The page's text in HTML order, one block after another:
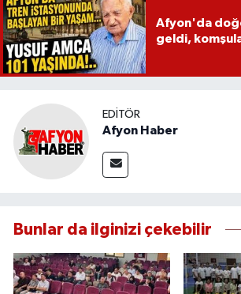
Afyon'da
geldi,
EDITÖR
Afyon Haber
Bunlar da ilginizi çekebilir